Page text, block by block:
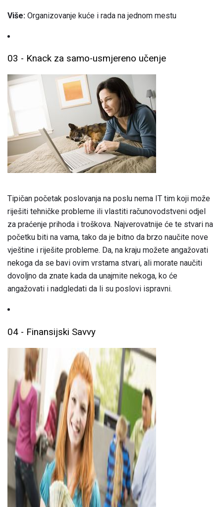
Više: Organizovanje kuće i rada na jednom mestu
03 - Knack za samo-usmjereno učenje
Tipičan početak poslovanja na poslu nema IT tim koji može
riješiti tehničke probleme ili vlastiti računovodstveni odjel
za praćenje prihoda i troškova. Najverovatnije će te stvari na
početku biti na vama, tako da je bitno da brzo naučite nove
vještine i riješite probleme. Da, na kraju možete angažovati
nekoga da se bavi ovim vrstama stvari, ali morate naučiti
dovoljno da znate kada da unajmite nekoga, ko će
angažovati i nadgledati da li su poslovi ispravni.
04 - Finansijski Savvy